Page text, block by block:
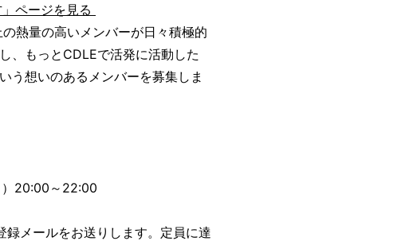
ページを見る
熱量の高いメンバーが日々積極的
、もっとCDLEで活発に活動した
う想いのあるメンバーを募集しま
）20:00～22:00
メールをお送りします。定員に達